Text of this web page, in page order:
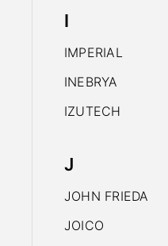
I
IMPERIAL
INEBRYA
IZUTECH
J
JOHN FRIEDA
JOICO